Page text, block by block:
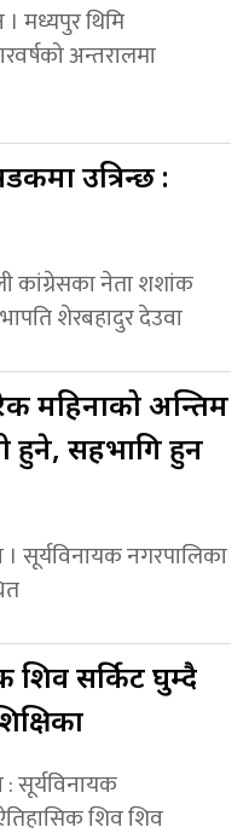
मध्यपुर थिमि
अन्तरालमा
उत्रिन्छ :
कांग्रेसका नेता शशांक
शेरबहादुर देउवा
महिनाको अन्तिम
हुने, सहभागि हुन
सूर्यविनायक नगरपालिका
शिव सर्किट घुम्दै
सूर्यविनायक
शिव शिव